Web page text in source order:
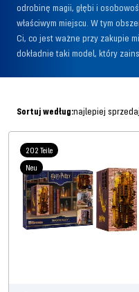
odrobinę magii, głębi i
właściwym miejscu. W tym
Ci, co jest ważne przy zakupie
dokładnie taki model, który
Sortuj według:najlepiej
202 Teile
Neu